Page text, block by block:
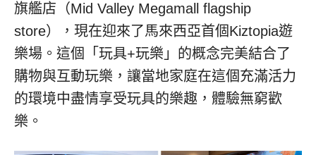
旗艦店（Mid Valley Megamall flagship
store），現在迎來了馬來西亞首個Kiztopia遊
樂場。這個「玩具+玩樂」的概念完美結合了
購物與互動玩樂，讓當地家庭在這個充滿活力
的環境中盡情享受玩具的樂趣，體驗無窮歡
樂。